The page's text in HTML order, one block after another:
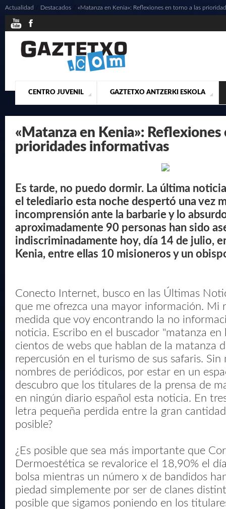
CENTRO JUVENIL
¿QUIENES SOMOS? ACTUALIDAD CONTACTO
GAZTETXO ANTZERKI ESKOLA
PRESENTACIÓN MUSICALES
Actualidad Destacados «Matanza en Kenia»: Reflexiones en torno a las
«Matanza en Kenia»: Reflexiones
prioridades informativas
Es tarde, no puedo dormir. La última
el telediario esta noche despertó una vez
incomprensión ante la barbarie y lo
aproximadamente 90 personas han sido
indiscriminadamente hoy, día 14 de julio,
Kenia, entre ellas 10 misioneros y un
Conecto Internet, busco en las Últimas
que me ofrezca una mayor información. Mi
medida que voy encontrando la no
noticia. Escribo en el buscador "matanza en
cientos de webs que hablan de la matanza
repercusión en el turismo de sus safaris. Sin
nombres de periódicos, por estar en un
descubro que los titulares de la prensa de
en ningún diario español esta noticia. En
letra pequeña perdida entre la gran
posible?
¿Es posible que sea más importante que
Dermoestética se revalorice el 18,90% el
bolsa mientras un número x de bandidos
piedad simplemente por ser de clanes
posible que sigamos poniendo en los